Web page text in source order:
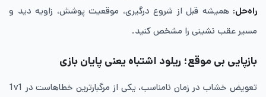
راه‌حل: همیشه قبل از شروع درگیری، موقعیت پوشش، زاویه دید و
مسیر عقب نشینی را مشخص کنید.
بازپایی بی موقع؛ ریلود اشتباه یعنی پایان بازی
تعویض خشاب در زمان نامناسب، یکی از مرگبارترین خطاهاست در 1v1